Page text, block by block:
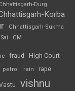
Durg
Korba
Chhattisgarh-Sukma
CM
fraud High Court
petrol rain rape
vishnu